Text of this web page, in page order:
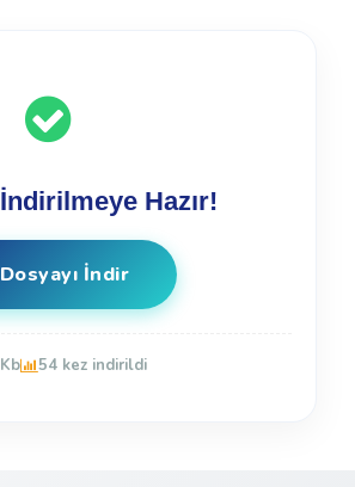
Hazır!
Dosyayı İndir
54 kez indirildi